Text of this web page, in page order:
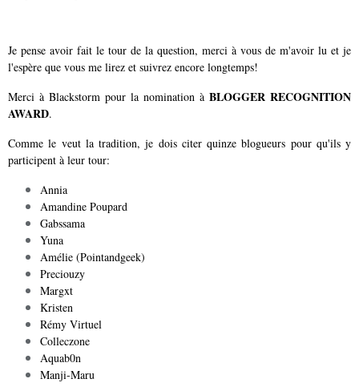
Je pense avoir fait le tour de la question, merci à vous de m'avoir lu et je
l'espère que vous me lirez et suivrez encore longtemps!
Merci à Blackstorm pour la nomination à BLOGGER RECOGNITION
AWARD.
Comme le veut la tradition, je dois citer quinze blogueurs pour qu'ils y
participent à leur tour:
Annia
Amandine Poupard
Gabssama
Yuna
Amélie (Pointandgeek)
Preciouzy
Margxt
Kristen
Rémy Virtuel
Colleczone
Aquab0n
Manji-Maru